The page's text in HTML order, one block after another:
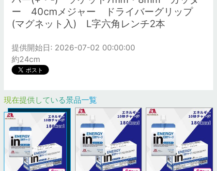
ー 40cmメジャー ドライバーグリップ
(マグネット入) L字六角レンチ2本
提供開始日: 2026-07-02 00:00:00
約24cm
現在提供している景品一覧